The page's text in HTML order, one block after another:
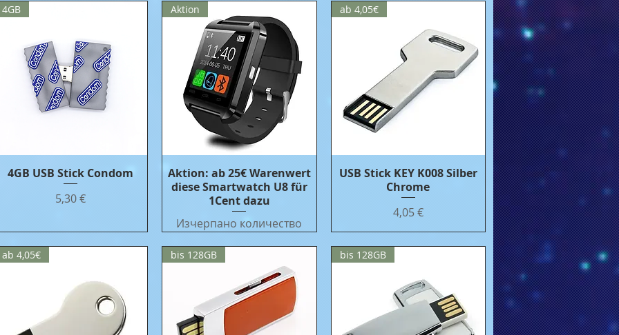
Бърз преглед
4GB
4GB USB Stick Condom
Цена
5,30 €
Бърз преглед
Aktion
Aktion: ab 25€ Warenwert
diese Smartwatch U8 für
1Cent dazu
Изчерпано количество
Бърз преглед
ab 4,05€
USB Stick KEY K008 Silber
Chrome
Цена
4,05 €
ab 4,05€ bis 128GB bis 128GB